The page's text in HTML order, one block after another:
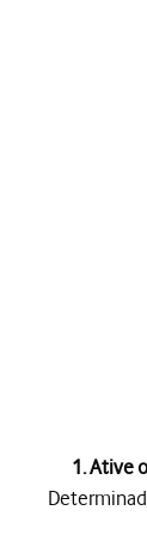
1. Ative